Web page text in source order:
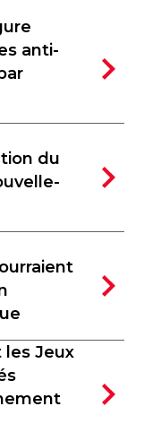
anti-
du
les Jeux